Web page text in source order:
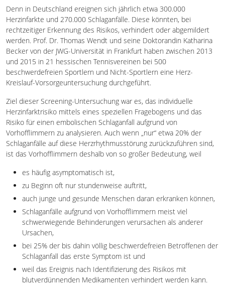
Denn in Deutschland ereignen sich jährlich etwa 300.000
Herzinfarkte und 270.000 Schlaganfälle. Diese könnten, bei
rechtzeitiger Erkennung des Risikos, verhindert oder abgemildert
werden. Prof. Dr. Thomas Wendt und seine Doktorandin Katharina
Becker von der JWG-Universität in Frankfurt haben zwischen 2013
und 2015 in 21 hessischen Tennisvereinen bei 500
beschwerdefreien Sportlern und Nicht-Sportlern eine Herz-
Kreislauf-Vorsorgeuntersuchung durchgeführt.
Ziel dieser Screening-Untersuchung war es, das individuelle
Herzinfarktrisiko mittels eines speziellen Fragebogens und das
Risiko für einen embolischen Schlaganfall aufgrund von
Vorhofflimmern zu analysieren. Auch wenn „nur“ etwa 20% der
Schlaganfälle auf diese Herzrhythmusstörung zurückzuführen sind,
ist das Vorhofflimmern deshalb von so großer Bedeutung, weil
es häufig asymptomatisch ist,
zu Beginn oft nur stundenweise auftritt,
auch junge und gesunde Menschen daran erkranken können,
Schlaganfälle aufgrund von Vorhofflimmern meist viel
schwerwiegende Behinderungen verursachen als anderer
Ursachen,
bei 25% der bis dahin völlig beschwerdefreien Betroffenen der
Schlaganfall das erste Symptom ist und
weil das Ereignis nach Identifizierung des Risikos mit
blutverdünnenden Medikamenten verhindert werden kann.